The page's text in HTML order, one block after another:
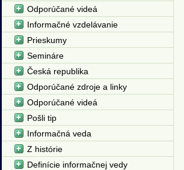
Odporúčané videá
Informačné vzdelávanie
Prieskumy
Semináre
Česká republika
Odporúčané zdroje a linky
Odporúčané videá
Pošli tip
Informačná veda
Z histórie
Definície informačnej vedy